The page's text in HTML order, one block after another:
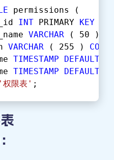
permissions (
INT PRIMARY KEY
VARCHAR ( 50 )
VARCHAR ( 255 )
TIMESTAMP DEFAULT
TIMESTAMP DEFAULT
'权限表' ;